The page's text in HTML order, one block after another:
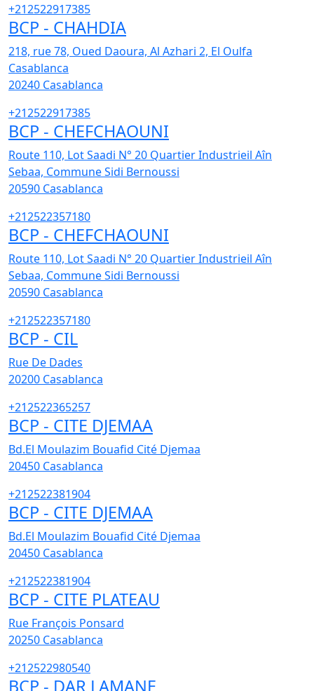
+212522917385
BCP - CHAHDIA
218, rue 78, Oued Daoura, Al Azhari 2, El Oulfa
Casablanca
20240 Casablanca
+212522917385
BCP - CHEFCHAOUNI
Route 110, Lot Saadi N° 20 Quartier Industrieil Aîn
Sebaa, Commune Sidi Bernoussi
20590 Casablanca
+212522357180
BCP - CHEFCHAOUNI
Route 110, Lot Saadi N° 20 Quartier Industrieil Aîn
Sebaa, Commune Sidi Bernoussi
20590 Casablanca
+212522357180
BCP - CIL
Rue De Dades
20200 Casablanca
+212522365257
BCP - CITE DJEMAA
Bd.El Moulazim Bouafid Cité Djemaa
20450 Casablanca
+212522381904
BCP - CITE DJEMAA
Bd.El Moulazim Bouafid Cité Djemaa
20450 Casablanca
+212522381904
BCP - CITE PLATEAU
Rue François Ponsard
20250 Casablanca
+212522980540
BCP - DAR LAMANE